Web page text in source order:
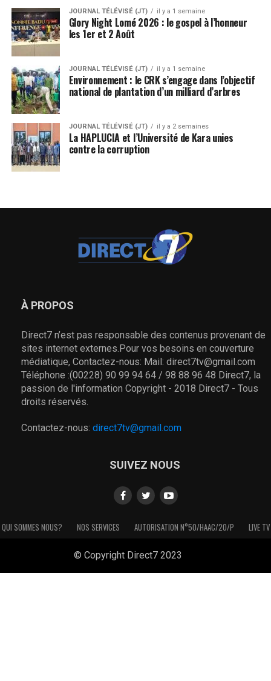
JOURNAL TÉLÉVISÉ (JT) il y a 1 semaine
Glory Night Lomé 2026 : le gospel à l’honneur
les 1er et 2 Août
JOURNAL TÉLÉVISÉ (JT) il y a 1 semaine
Environnement : le CRK s’engage dans l’objectif
national de plantation d’un milliard d’arbres
JOURNAL TÉLÉVISÉ (JT) il y a 2 semaines
La HAPLUCIA et l’Université de Kara unies
contre la corruption
À PROPOS
Direct7 n’est pas responsable des contenus provenant de
sites internet externes.Pour vos besoins en couverture
médiatique, Contactez-nous: Mail: direct7tv@gmail.com
Téléphone :(00228) 90 99 94 64 / 98 88 96 48 Direct7, la
passion de l'information Copyright - 2018 Direct7 - Tous
droits réservés.
Contactez-nous: direct7tv@gmail.com
SUIVEZ NOUS
QUI SOMMES NOUS? NOS SERVICES AUTORISATION N°50/HAAC/20/P LIVE TV
© Copyright Direct7 2023